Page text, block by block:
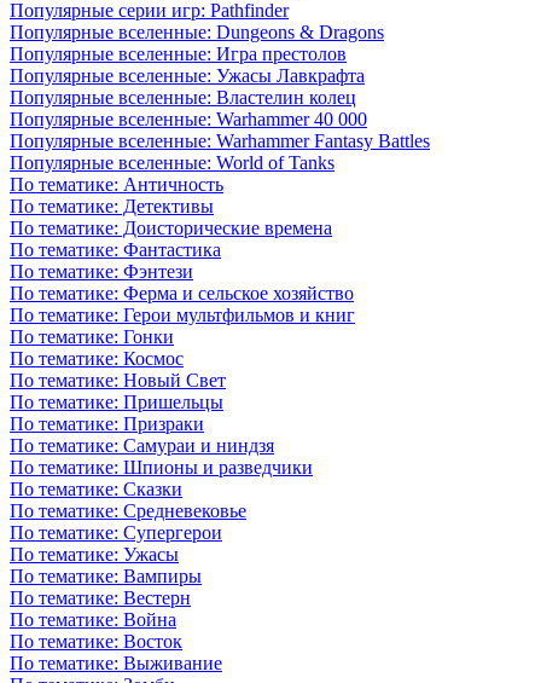
Популярные серии игр: Pathfinder
Популярные вселенные: Dungeons & Dragons
Популярные вселенные: Игра престолов
Популярные вселенные: Ужасы Лавкрафта
Популярные вселенные: Властелин колец
Популярные вселенные: Warhammer 40 000
Популярные вселенные: Warhammer Fantasy Battles
Популярные вселенные: World of Tanks
По тематике: Античность
По тематике: Детективы
По тематике: Доисторические времена
По тематике: Фантастика
По тематике: Фэнтези
По тематике: Ферма и сельское хозяйство
По тематике: Герои мультфильмов и книг
По тематике: Гонки
По тематике: Космос
По тематике: Новый Свет
По тематике: Пришельцы
По тематике: Призраки
По тематике: Самураи и ниндзя
По тематике: Шпионы и разведчики
По тематике: Сказки
По тематике: Средневековье
По тематике: Супергерои
По тематике: Ужасы
По тематике: Вампиры
По тематике: Вестерн
По тематике: Война
По тематике: Восток
По тематике: Выживание